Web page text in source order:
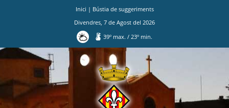
Inici | Bústia de suggeriments
Divendres 7 de Agost del 2026
39º max./ 23º min.